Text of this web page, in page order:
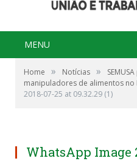
MENU
Home » Notícias »
manipuladores de alimentos no
2018-07-25 at 09.32.29 (1)
WhatsApp Image